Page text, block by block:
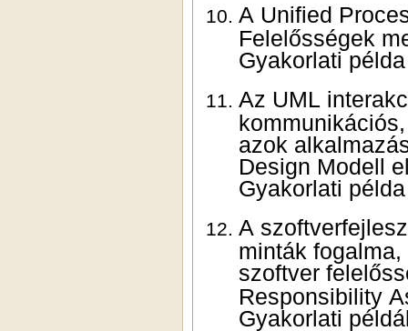
A Unified
Felelősségek
Az UML interakciós diagramjainak (szekvencia és
kommunikációs, ill. együttműködési diagramok)
Design
A
minták fogalma,
szoftver
Responsibility